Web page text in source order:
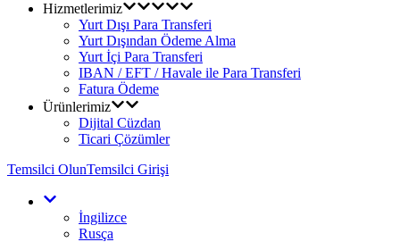
Hizmetlerimiz
Yurt Dışı Para Transferi
Yurt Dışından Ödeme Alma
Yurt İçi Para Transferi
IBAN / EFT / Havale ile Para Transferi
Fatura Ödeme
Ürünlerimiz
Dijital Cüzdan
Ticari Çözümler
Temsilci OlunTemsilci Girişi
İngilizce
Rusça